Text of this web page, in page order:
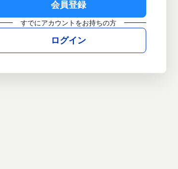
すでにアカウントをお持ちの方